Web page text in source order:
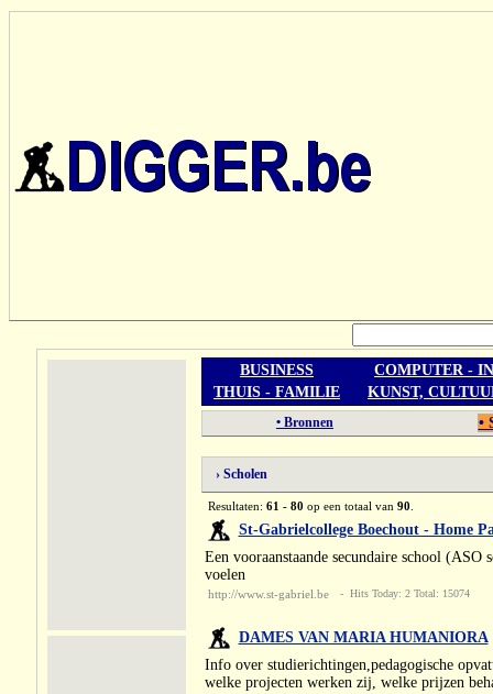
BUSINESS
COMPUTER -
THUIS - FAMILIE
KUNST,
• Bronnen •
› Scholen
Resultaten: 61 - 80 op een totaal van 90
St-Gabrielcollege Boechout - Home
Een vooraanstaande secundaire school
voelen
http://www.st-gabriel.be - Hits Today: 2 Total: 15074
DAMES VAN MARIA HUMANIORA
Info over studierichtingen,pedagogische
welke projecten werken zij, welke prijzen